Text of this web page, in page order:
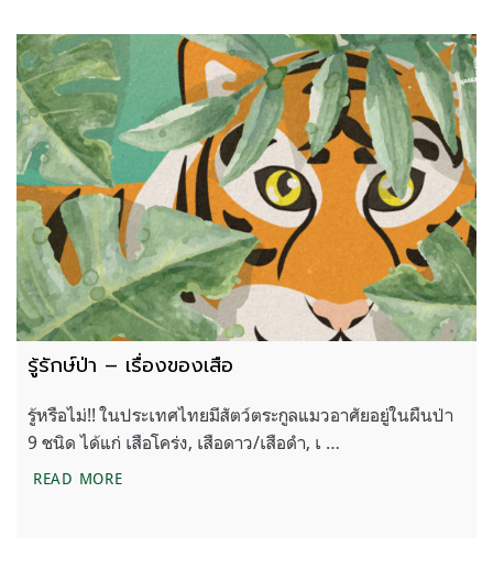
รู้รักษ์ป่า – เรื่องของเสือ
รู้หรือไม่!! ในประเทศไทยมีสัตว์ตระกูลแมวอาศัยอยู่ในผืนป่า
9 ชนิด ได้แก่ เสือโคร่ง, เสือดาว/เสือดำ, เ …
READ MOREรู้รักษ์ป่า – เรื่องของเสือ